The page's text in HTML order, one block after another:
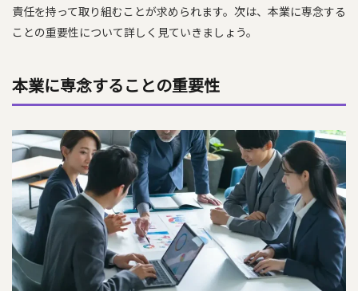
責任を持って取り組むことが求められます。次は、本業に専念する
ことの重要性について詳しく見ていきましょう。
本業に専念することの重要性